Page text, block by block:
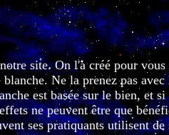
site. On l'a créé pour vous
Ne la prenez pas
est basée sur le bien, et
ne peuvent être que
ses pratiquants utilisent